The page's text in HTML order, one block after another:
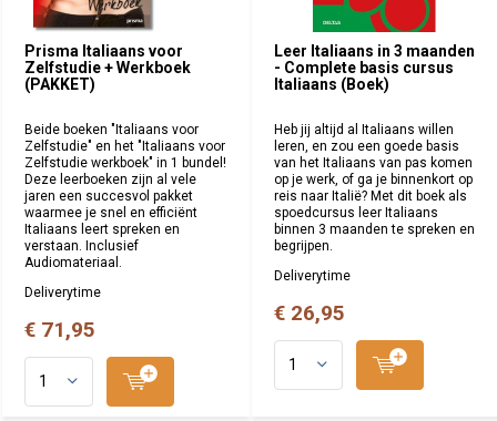
Prisma Italiaans voor
Zelfstudie + Werkboek
(PAKKET)
Beide boeken "Italiaans voor
Zelfstudie" en het "Italiaans voor
Zelfstudie werkboek" in 1 bundel!
Deze leerboeken zijn al vele
jaren een succesvol pakket
waarmee je snel en efficiënt
Italiaans leert spreken en
verstaan. Inclusief
Audiomateriaal.
Deliverytime
€ 71,95
Leer Italiaans in 3 maanden
- Complete basis cursus
Italiaans (Boek)
Heb jij altijd al Italiaans willen
leren, en zou een goede basis
van het Italiaans van pas komen
op je werk, of ga je binnenkort op
reis naar Italië? Met dit boek als
spoedcursus leer Italiaans
binnen 3 maanden te spreken en
begrijpen.
Deliverytime
€ 26,95